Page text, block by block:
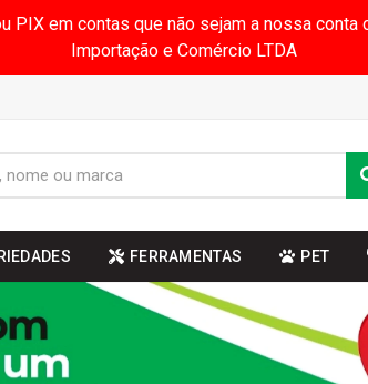
PIX em contas que não sejam a nossa
Importação e Comércio LTDA
FERRAMENTAS PET